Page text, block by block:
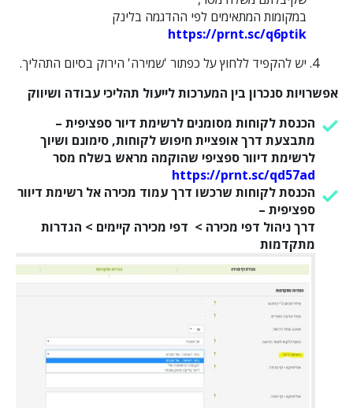
במקומות המתאימים לפי ההדגמה בלינק
https://prnt.sc/q6ptik
יש להקפיד ללחוץ על כפתור 'שמירה' הירוק בסיום התהליך.
אפשרויות סנכרון בין המערכות לייעול תהליכי עבודה ושיווק
הכנסת לקוחות מסומנים לרשימת דיור ספציפית –
מתבצעת דרך אופציית חיפוש לקוחות, סימונם ושיוך
לרשימת דיוור ספציפי שהוקמה מראש בשלח מסר
https://prnt.sc/qd57ad
הכנסת לקוחות שרכשו דרך עמוד מכירה אל רשימת דיוור
ספציפית –
דרך ניהול דפי מכירה > דפי מכירה קיימים > הגדרות
מתקדמות